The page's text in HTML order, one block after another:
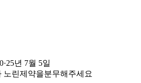
·25년 7월 5일
노린제약을분무해주세요